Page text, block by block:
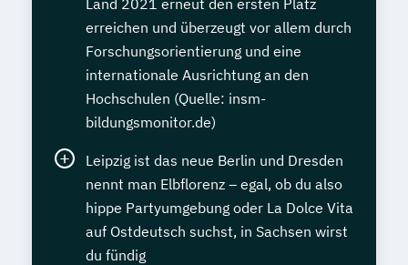
Land 2021 erneut den ersten Platz
erreichen und überzeugt vor allem durch
Forschungsorientierung und eine
internationale Ausrichtung an den
Hochschulen (Quelle: insm-
bildungsmonitor.de)
Leipzig ist das neue Berlin und Dresden
nennt man Elbflorenz – egal, ob du also
hippe Partyumgebung oder La Dolce Vita
auf Ostdeutsch suchst, in Sachsen wirst
du fündig